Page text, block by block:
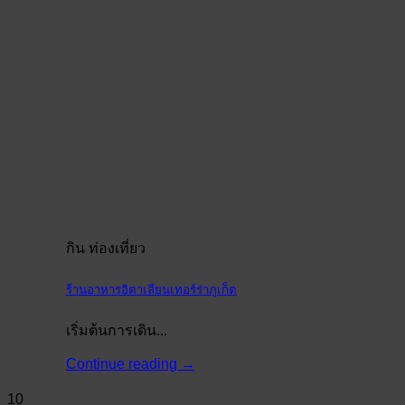
กิน ท่องเที่ยว
ร้านอาหารอิตาเลียนเทอร์ร่าภูเก็ต
เริ่มต้นการเดิน...
Continue reading →
10